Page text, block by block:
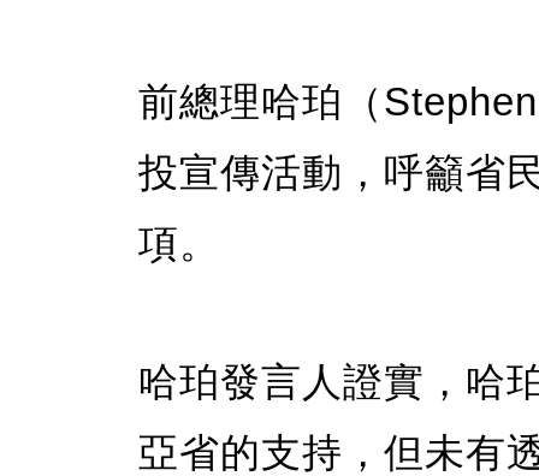
前總理哈珀（
投宣傳活動，呼籲省
項。
哈珀發言人證實，哈
亞省的支持，但未有